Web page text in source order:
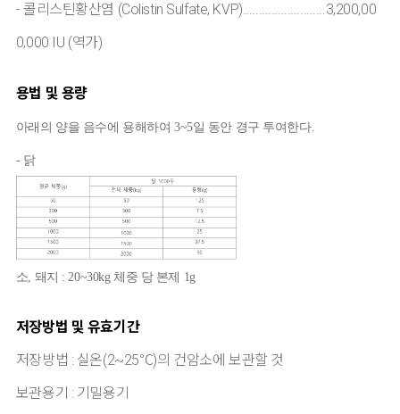
- 콜리스틴황산염 (Colistin Sulfate, KVP)..........................3,200,00
0,000 IU (역가)
용법 및 용량
아래의 양을 음수에 용해하여 3~5일 동안 경구 투여한다.
- 닭
소, 돼지 : 20~30kg 체중 당 본제 1g
저장방법 및 유효기간
저장방법 : 실온(2~25℃)의 건암소에 보관할 것
보관용기 : 기밀용기